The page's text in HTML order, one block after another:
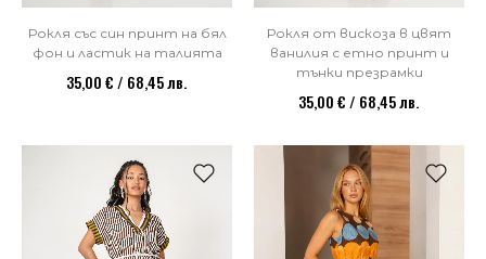
Рокля със син принт на бял
фон и ластик на талията
35,00 € / 68,45 лв.
Рокля от вискоза в цвят
ванилия с етно принт и
тънки презрамки
35,00 € / 68,45 лв.